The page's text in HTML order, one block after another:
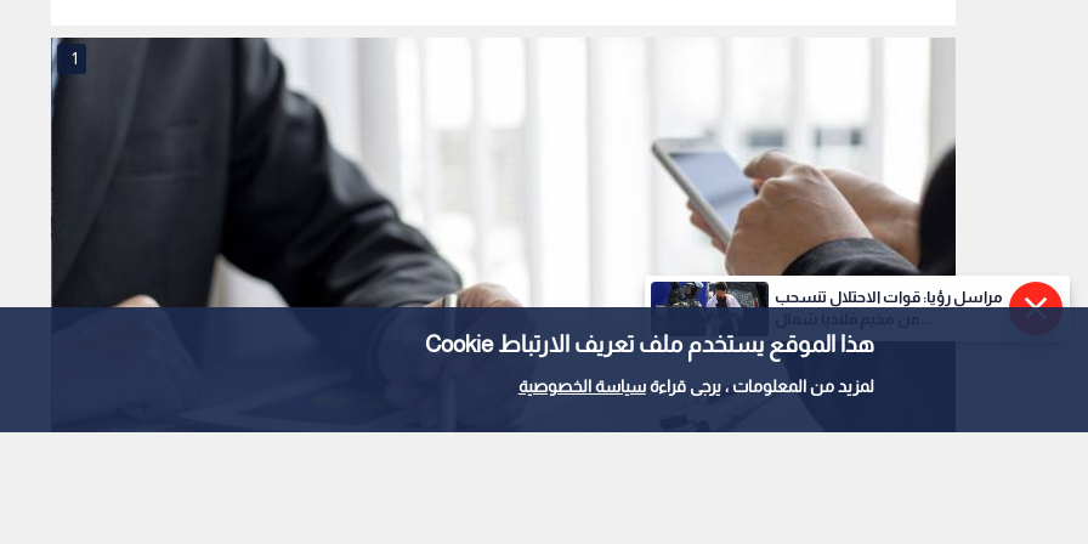
هذا الموقع يستخدم ملف تعريف الارتباط Cookie
لمزيد من المعلومات ، يرجى قراءةسياسة الخصوصية
1
مراسل رؤيا: قوات الاحتلال تنسحب